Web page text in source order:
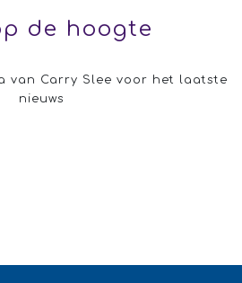
de hoogte
van Carry Slee voor het laatste
nieuws